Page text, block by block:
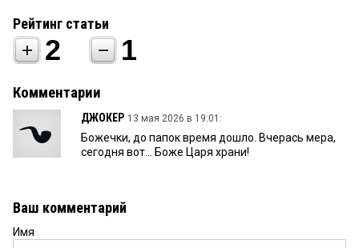
Рейтинг статьи
2 1
Комментарии
ДЖОКЕР 13 мая 2026 в 19:01:
Божечки, до папок время дошло. Вчерась мера,
сегодня вот... Боже Царя храни!
Ваш комментарий
Имя